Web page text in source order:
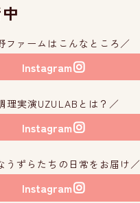
ファームはこんなところ／
Instagram
理実演UZULABとは？／
Instagram
うずらたちの日常をお届け／
Instagram